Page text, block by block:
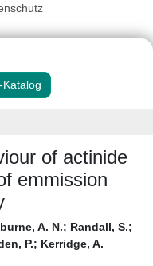
Katalog
of actinide
emmission
A. N.; Randall, S.;
P.; Kerridge, A.